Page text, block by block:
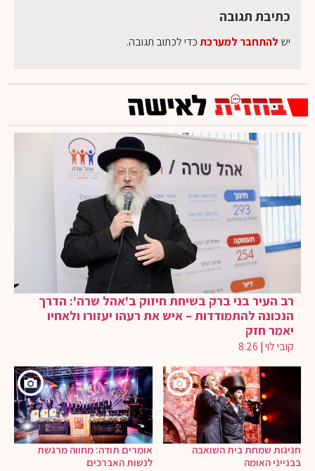
כתיבת תגובה
יש להתחבר למערכתכדי לכתוב תגובה.
רב העיר בני ברק בשיחת חיזוק ב'אהל שרה': הדרך
הנכונה להתמודדות – איש את רעהו יעזורו ולאחיו
יאמר חזק
קובי לוי|
8:26
חגיגות שמחת בית השואבה
בבנייני האומה
אומרים תודה: מחווה מרגשת
לנשות האברכים